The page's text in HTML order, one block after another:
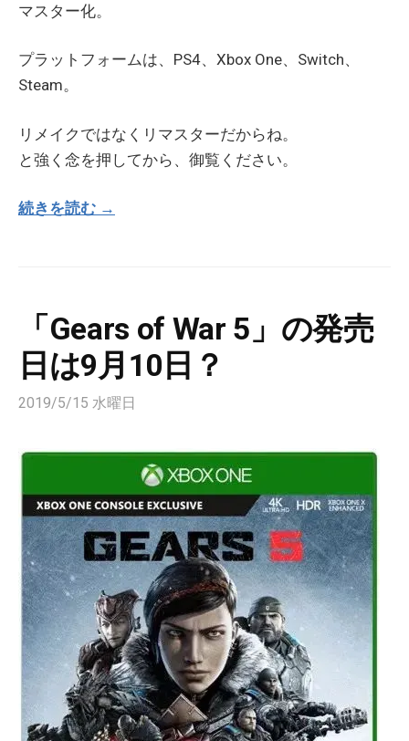
マスター化。
プラットフォームは、PS4、Xbox One、Switch、
Steam。
リメイクではなくリマスターだからね。
と強く念を押してから、御覧ください。
続きを読む →
「Gears of War 5」の発売
日は9月10日？
2019/5/15 水曜日